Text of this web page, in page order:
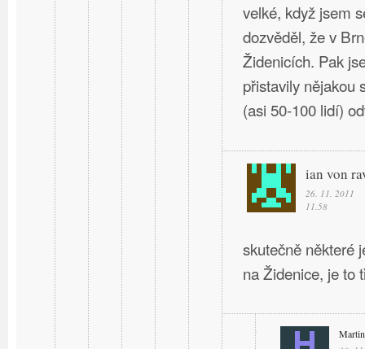
velké, když jsem
dozvěděl, že v
Židenicích. Pak
přistavily nějakou
(asi 50-100 lidí)
ian von
26. 11. 2011
11.58
skutečně některé
na Židenice, je to
Martin